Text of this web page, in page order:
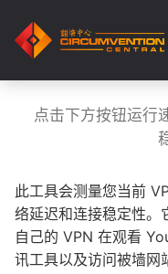
点击下方按钮运行
此工具会测量您当前
络延迟和连接稳定性。
自己的 VPN 在观看
讯工具以及访问被墙网